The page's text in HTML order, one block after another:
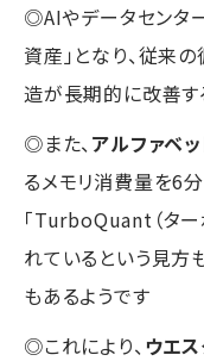
◎AIやデータセンタ
資産」となり、従来
造が長期的に改善す
◎また、 アルファベッ
るメモリ消費量を6
「TurboQuant（ター
れているという見方
もあるようです
◎これにより、 ウエ